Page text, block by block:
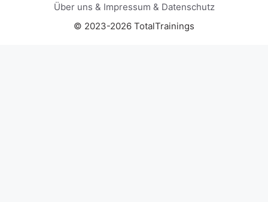
Über uns & Impressum & Datenschutz
© 2023-2026 TotalTrainings